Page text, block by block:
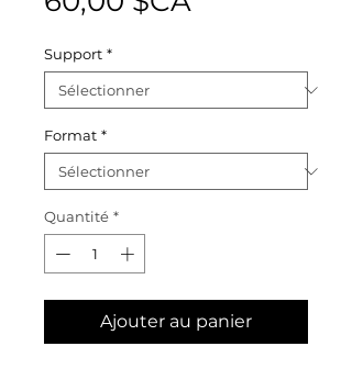
Support *
Format *
Quantité *
Ajouter au panier